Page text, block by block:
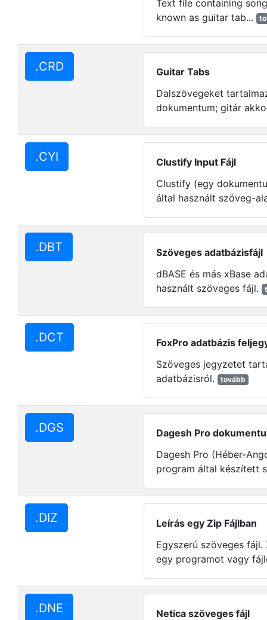
Text file containing
known as guitar tab...
.CRD
Guitar Tabs
Dalszövegeket
dokumentum; gitár
.CYI
Clustify Input Fájl
Clustify (egy
által használt szöveg-
.DBT
Szöveges adatbázisfájl
dBASE és más xBase
használt szöveges fájl.
.DCT
FoxPro adatbázis
Szöveges jegyzetet
adatbázisról.
tovább
.DGS
Dagesh Pro
Dagesh Pro (Héber-
program által készített
.DIZ
Leírás egy Zip Fájlban
Egyszerú szöveges
egy programot vagy
.DNE
Netica szöveges fájl